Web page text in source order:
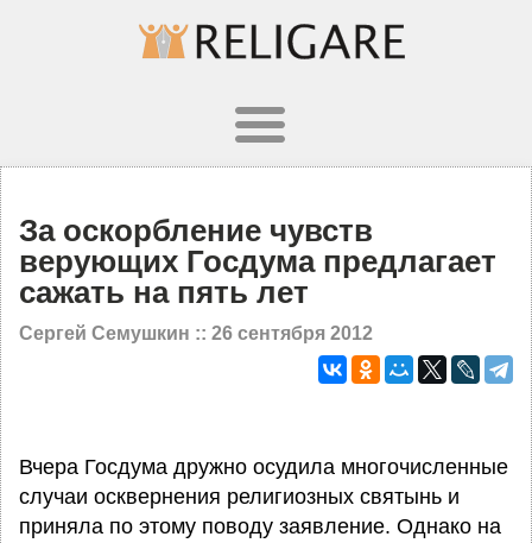
За оскорбление чувств
верующих Госдума предлагает
сажать на пять лет
Сергей Семушкин :: 26 сентября 2012
Вчера Госдума дружно осудила многочисленные
случаи осквернения религиозных святынь и
приняла по этому поводу заявление. Однако на